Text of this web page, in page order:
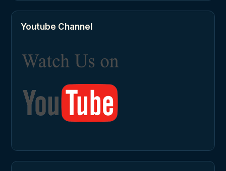
Youtube Channel